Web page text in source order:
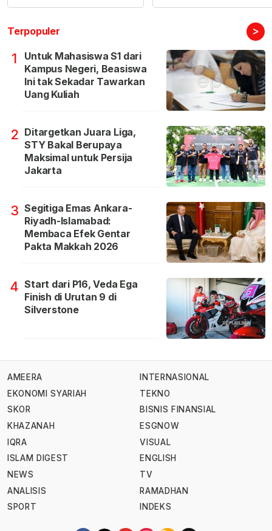
Terpopuler >
1
Untuk Mahasiswa S1 dari
Kampus Negeri, Beasiswa
Ini tak Sekadar Tawarkan
Uang Kuliah
2 Ditargetkan Juara Liga,
STY Bakal Berupaya
Maksimal untuk Persija
Jakarta
3 Segitiga Emas Ankara-
Riyadh-Islamabad:
Membaca Efek Gentar
Pakta Makkah 2026
4 Start dari P16, Veda Ega
Finish di Urutan 9 di
Silverstone
AMEERA
EKONOMI SYARIAH
SKOR
KHAZANAH
IQRA
ISLAM DIGEST
NEWS
ANALISIS
SPORT
INTERNASIONAL
TEKNO
BISNIS FINANSIAL
ESGNOW
VISUAL
ENGLISH
TV
RAMADHAN
INDEKS